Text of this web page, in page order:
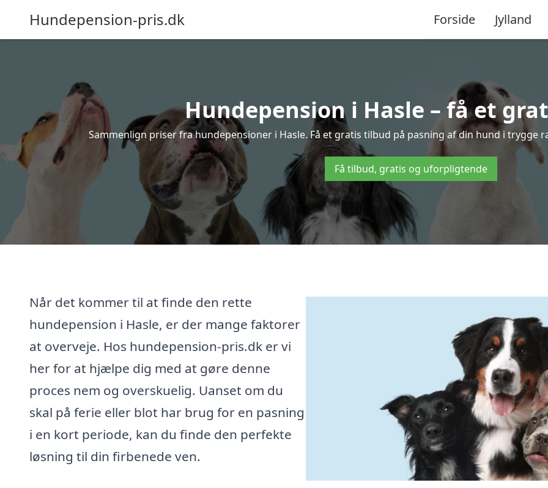
Hundepension-pris.dk Forside Jylland
Hundepension i Hasle – få et
Sammenlign priser fra hundepensioner i Hasle. Få et gratis tilbud på pasning af din hund i
Få tilbud, gratis og uforpligtende
Når det kommer til at finde den rette
hundepension i Hasle, er der mange faktorer
at overveje. Hos hundepension-pris.dk er vi
her for at hjælpe dig med at gøre denne
proces nem og overskuelig. Uanset om du
skal på ferie eller blot har brug for en pasning
i en kort periode, kan du finde den perfekte
løsning til din firbenede ven.